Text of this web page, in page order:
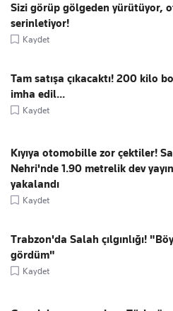
Sizi görüp gölgeden yürütüyor,
serinletiyor!
Kaydet
Tam satışa çıkacaktı! 200 kilo
imha edil...
Kaydet
Kıyıya otomobille zor çektiler!
Nehri'nde 1.90 metrelik dev
yakalandı
Kaydet
Trabzon'da Salah çılgınlığı!
gördüm"
Kaydet